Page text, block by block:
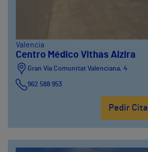
Valencia
Centro Médico Vithas Alzira
Gran Vía Comunitat Valenciana, 4
962 588 953
Pedir Cita